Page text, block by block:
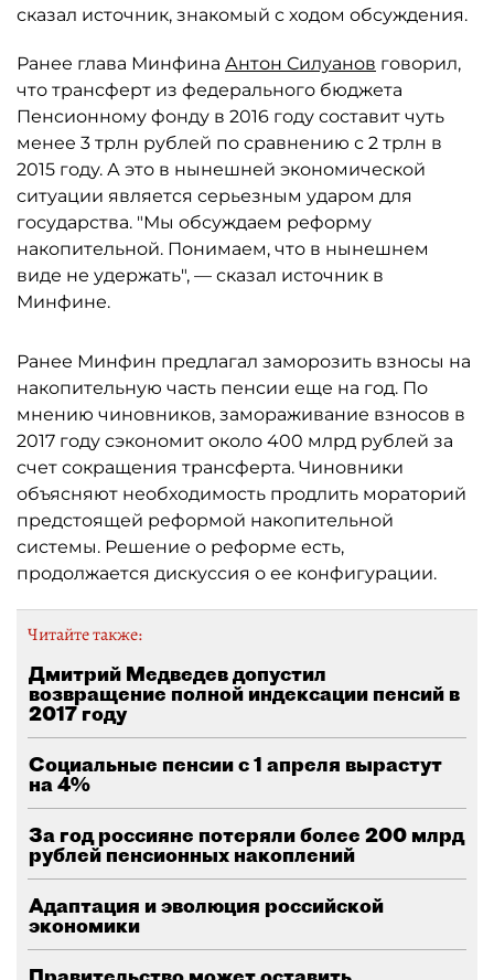
сказал источник, знакомый с ходом обсуждения.
Ранее глава Минфина Антон Силуанов говорил,
что трансферт из федерального бюджета
Пенсионному фонду в 2016 году составит чуть
менее 3 трлн рублей по сравнению с 2 трлн в
2015 году. А это в нынешней экономической
ситуации является серьезным ударом для
государства. "Мы обсуждаем реформу
накопительной. Понимаем, что в нынешнем
виде не удержать", — сказал источник в
Минфине.
Ранее Минфин предлагал заморозить взносы на
накопительную часть пенсии еще на год. По
мнению чиновников, замораживание взносов в
2017 году сэкономит около 400 млрд рублей за
счет сокращения трансферта. Чиновники
объясняют необходимость продлить мораторий
предстоящей реформой накопительной
системы. Решение о реформе есть,
продолжается дискуссия о ее конфигурации.
Читайте также:
Дмитрий Медведев допустил
возвращение полной индексации пенсий в
2017 году
Социальные пенсии с 1 апреля вырастут
на 4%
За год россияне потеряли более 200 млрд
рублей пенсионных накоплений
Адаптация и эволюция российской
экономики